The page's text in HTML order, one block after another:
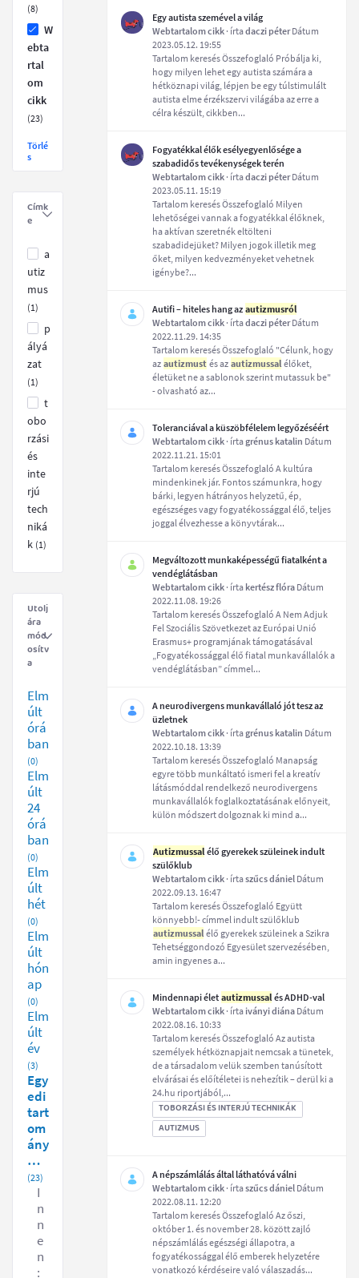
(8)
W
ebta
rtal
om
cikk
(23)
Törlé
s
Címk
e
a
utiz
mus
(1)
p
ályá
zat
(1)
t
obo
rzási
és
inte
rjú
tech
niká
k (1)
Utolj
ára
mód
osítv
a
Elm
últ
órá
ban
(0)
Elm
últ
24
órá
ban
(0)
Elm
últ
hét
(0)
Elm
últ
hón
ap
(0)
Elm
últ
év
(3)
Egy
edi
tart
om
ány
…
(23)
I
n
n
e
n
:
Egy autista szemével a világ
Webtartalom cikk · írtadaczi péter Dátum
2023.05.12. 19:55
Tartalom keresés Összefoglaló Próbálja ki,
hogy milyen lehet egy autista számára a
hétköznapi világ, lépjen be egy túlstimulált
autista elme érzékszervi világába az erre a
célra készült, cikkben...
Fogyatékkal élők esélyegyenlősége a
szabadidős tevékenységek terén
Webtartalom cikk · írtadaczi péter Dátum
2023.05.11. 15:19
Tartalom keresés Összefoglaló Milyen
lehetőségei vannak a fogyatékkal élőknek,
ha aktívan szeretnék eltölteni
szabadidejüket? Milyen jogok illetik meg
őket, milyen kedvezményeket vehetnek
igénybe?...
Autifi – hiteles hang az autizmusról
Webtartalom cikk · írtadaczi péter Dátum
2022.11.29. 14:35
Tartalom keresés Összefoglaló "Célunk, hogy
az autizmust és az autizmussal élőket,
életüket ne a sablonok szerint mutassuk be"
- olvasható az...
Toleranciával a küszöbfélelem legyőzéséért
Webtartalom cikk · írtagrénus katalin Dátum
2022.11.21. 15:01
Tartalom keresés Összefoglaló A kultúra
mindenkinek jár. Fontos számunkra, hogy
bárki, legyen hátrányos helyzetű, ép,
egészséges vagy fogyatékossággal élő, teljes
joggal élvezhesse a könyvtárak...
Megváltozott munkaképességű fiatalként a
vendéglátásban
Webtartalom cikk · írta kertész flóra Dátum
2022.11.08. 19:26
Tartalom keresés Összefoglaló A Nem Adjuk
Fel Szociális Szövetkezet az Európai Unió
Erasmus+ programjának támogatásával
„Fogyatékossággal élő fiatal munkavállalók a
vendéglátásban” címmel...
A neurodivergens munkavállaló jót tesz az
üzletnek
Webtartalom cikk · írtagrénus katalin Dátum
2022.10.18. 13:39
Tartalom keresés Összefoglaló Manapság
egyre több munkáltató ismeri fel a kreatív
látásmóddal rendelkező neurodivergens
munkavállalók foglalkoztatásának előnyeit,
külön módszert dolgoznak ki mind a...
Autizmussal élő gyerekek szüleinek indult
szülőklub
Webtartalom cikk · írtaszűcs dániel Dátum
2022.09.13. 16:47
Tartalom keresés Összefoglaló Együtt
könnyebb!- címmel indult szülőklub
autizmussal élő gyerekek szüleinek a Szikra
Tehetséggondozó Egyesület szervezésében,
amin ingyenes a...
Mindennapi élet autizmussal és ADHD-val
Webtartalom cikk · írta iványi diána Dátum
2022.08.16. 10:33
Tartalom keresés Összefoglaló Az autista
személyek hétköznapjait nemcsak a tünetek,
de a társadalom velük szemben tanúsított
elvárásai és előítéletei is nehezítik – derül ki a
24.hu riportjából,...
TOBORZÁSI ÉS INTERJÚ TECHNIKÁK
AUTIZMUS
A népszámlálás által láthatóvá válni
Webtartalom cikk · írtaszűcs dániel Dátum
2022.08.11. 12:20
Tartalom keresés Összefoglaló Az őszi,
október 1. és november 28. között zajló
népszámlálás egészségi állapotra, a
fogyatékossággal élő emberek helyzetére
vonatkozó kérdéseire való válaszadás...